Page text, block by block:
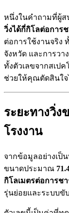
หนึ่งในคำถามที่ผู้ส
วิ่งได้กี่กิโลต่อการ
ต่อการใช้งานจริง
จังหวัด และการวา
ทั้งตัวเลขจากสเป
ช่วยให้คุณตัดสินใ
ระยะทางวิ่ง
โรงงาน
จากข้อมูลอย่างเป็
ขนาดประมาณ
กิโลเมตรต่อการช
รุ่นย่อยและระบบขั